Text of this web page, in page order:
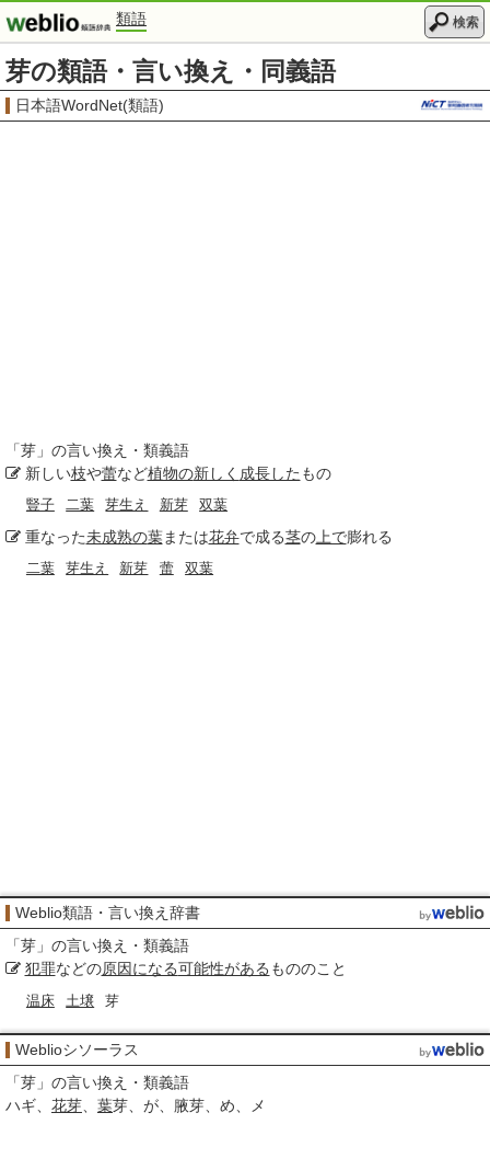
類語 検索
芽の類語・言い換え・同義語
日本語WordNet(類語)
「芽 」の言い換え・類義語
新しい枝や蕾など植物の新しく 成長した もの
豎子 二葉 芽生え 新芽 双葉
重なった未成熟の葉または花弁で成る茎の上で膨れる
二葉 芽生え 新芽 蕾 双葉
Weblio類語・言い換え辞書
「芽 」の言い換え・類義語
犯罪などの原因になる可能性がある もののこと
温床 土壌 芽
Weblioシソーラス
「芽 」の言い換え・類義語
ハギ
花芽 葉芽 が 腋芽 め メ